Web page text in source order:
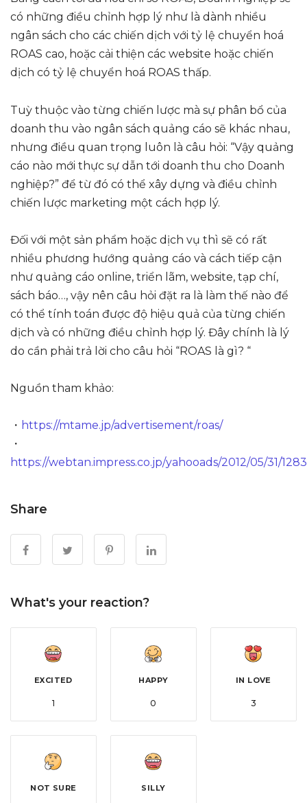
có những điều chỉnh hợp lý như là dành nhiều
ngân sách cho các chiến dịch với tỷ lệ chuyển hoá
ROAS cao, hoặc cải thiện các website hoặc chiến
dịch có tỷ lệ chuyển hoá ROAS thấp.
Tuỳ thuộc vào từng chiến lược mà sự phân bổ của
doanh thu vào ngân sách quảng cáo sẽ khác nhau,
nhưng điều quan trọng luôn là câu hỏi: “Vậy quảng
cáo nào mới thực sự dẫn tới doanh thu cho Doanh
nghiệp?” để từ đó có thể xây dựng và điều chỉnh
chiến lược marketing một cách hợp lý.
Đối với một sản phẩm hoặc dịch vụ thì sẽ có rất
nhiều phương hướng quảng cáo và cách tiếp cận
như quảng cáo online, triển lãm, website, tạp chí,
sách báo…, vậy nên câu hỏi đặt ra là làm thế nào để
có thể tính toán được độ hiệu quả của từng chiến
dịch và có những điều chỉnh hợp lý. Đây chính là lý
do cần phải trả lời cho câu hỏi “ROAS là gì? “
Nguồn tham khảo:
・ https://mtame.jp/advertisement/roas/
・
https://webtan.impress.co.jp/yahooads/2012/05/31/
Share
What's your reaction?
EXCITED
1
HAPPY
0
IN LOVE
3
NOT SURE SILLY